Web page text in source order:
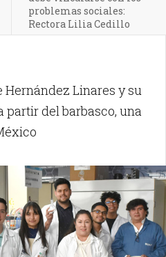
problemas sociales:
Rectora Lilia Cedillo
Linares y su
del barbasco, una